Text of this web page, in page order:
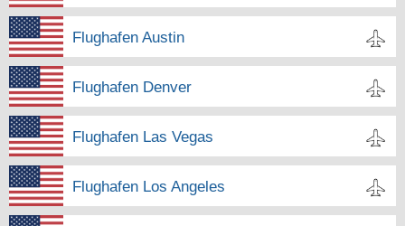
Flughafen Austin
Flughafen Denver
Flughafen Las Vegas
Flughafen Los Angeles